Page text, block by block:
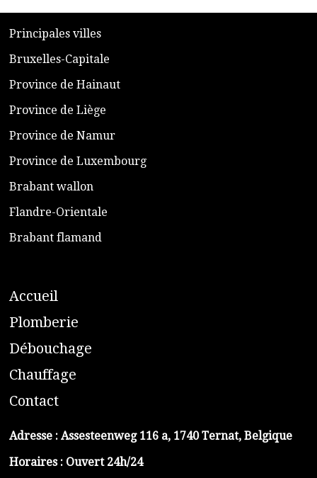
​Principales villes
​Bruxelles-Capitale
​Province de Hainaut
Province de Liège
​Province de Namur
​Province de Luxembourg
​Brabant wallon
​Flandre-Orientale
​Brabant flamand
Accueil
​Plomberie
Débouchage
Chauffage
Contact
Adresse : Assesteenweg 116 a, 1740 Ternat, Belgique
Horaires : Ouvert 24h/24